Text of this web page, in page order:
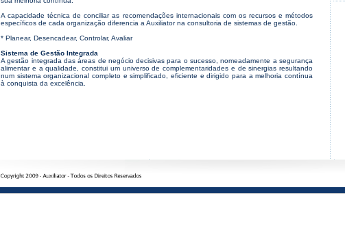
A capacidade técnica de conciliar as recomendações internacionais com os recursos e métodos
específicos de cada organização diferencia a Auxiliator na consultoria de sistemas de gestão.
* Planear, Desencadear, Controlar, Avaliar
Sistema de Gestão Integrada
A gestão integrada das áreas de negócio decisivas para o sucesso, nomeadamente a segurança
alimentar e a qualidade, constitui um universo de complementaridades e de sinergias resultando
num sistema organizacional completo e simplificado, eficiente e dirigido para a melhoria contínua
à conquista da excelência.